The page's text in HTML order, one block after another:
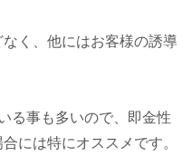
く、他にはお客様の誘導
る事も多いので、即金性
には特にオススメです。